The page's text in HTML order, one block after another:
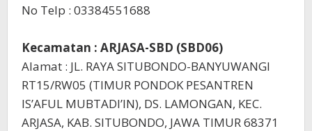
No Telp : 03384551688
Kecamatan : ARJASA-SBD (SBD06)
Alamat : JL. RAYA SITUBONDO-BANYUWANGI
RT15/RW05 (TIMUR PONDOK PESANTREN
IS’AFUL MUBTADI’IN), DS. LAMONGAN, KEC.
ARJASA, KAB. SITUBONDO, JAWA TIMUR 68371